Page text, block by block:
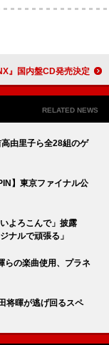
マー、最新AL『GNX』国内盤CD発売決定
RELATED NEWS
由里子ら全28組のゲ
】東京ファイナル公
よろこんで」披露
ナルで頑張る」
らの楽曲使用、プラネ
将暉が逃げ回るスペ